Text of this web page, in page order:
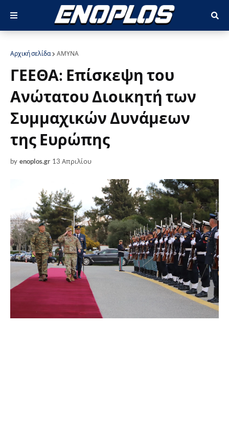
Αρχική σελίδα ΑΜΥΝΑ
ΓΕΕΘΑ: Επίσκεψη του
Ανώτατου Διοικητή των
Συμμαχικών Δυνάμεων
της Ευρώπης
by enoplos.gr 13 Απριλίου